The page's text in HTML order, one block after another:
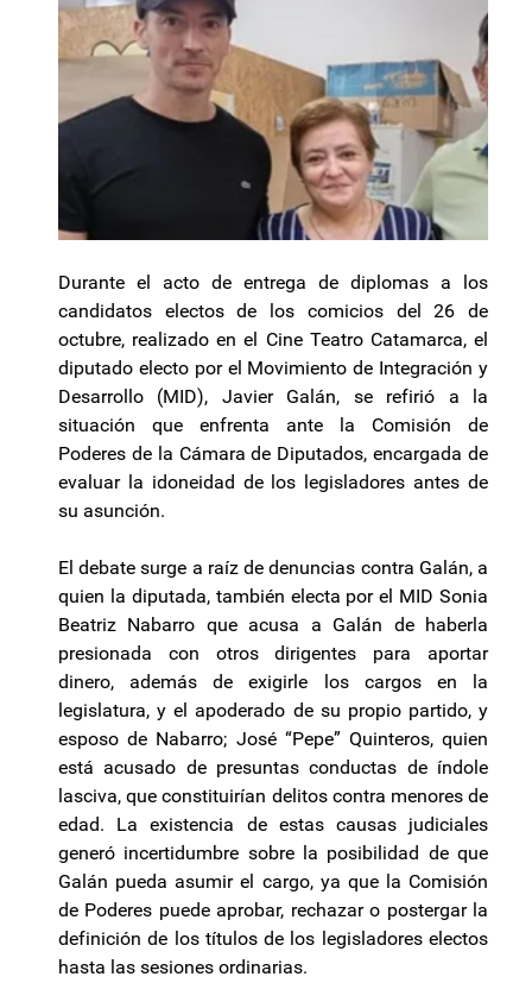
Durante el acto de entrega de diplomas a los
candidatos electos de los comicios del 26 de
octubre, realizado en el Cine Teatro Catamarca, el
diputado electo por el Movimiento de Integración y
Desarrollo (MID), Javier Galán, se refirió a la
situación que enfrenta ante la Comisión de
Poderes de la Cámara de Diputados, encargada de
evaluar la idoneidad de los legisladores antes de
su asunción.
El debate surge a raíz de denuncias contra Galán, a
quien la diputada, también electa por el MID Sonia
Beatriz Nabarro que acusa a Galán de haberla
presionada con otros dirigentes para aportar
dinero, además de exigirle los cargos en la
legislatura, y el apoderado de su propio partido, y
esposo de Nabarro; José “Pepe” Quinteros, quien
está acusado de presuntas conductas de índole
lasciva, que constituirían delitos contra menores de
edad. La existencia de estas causas judiciales
generó incertidumbre sobre la posibilidad de que
Galán pueda asumir el cargo, ya que la Comisión
de Poderes puede aprobar, rechazar o postergar la
definición de los títulos de los legisladores electos
hasta las sesiones ordinarias.